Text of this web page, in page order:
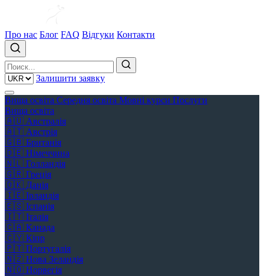
Про нас Блог FAQ Відгуки Контакти
Залишити заявку
Вища освіта Середня освіта Мовні курси Послуги
Вища освіта
🇦🇺 Австралія
🇦🇹 Австрія
🇬🇧 Британія
🇩🇪 Німеччина
🇳🇱 Голландія
🇬🇷 Греція
🇩🇰 Данія
🇮🇪 Ірландія
🇪🇸 Іспанія
🇮🇹 Італія
🇨🇦 Канада
🇨🇾 Кіпр
🇵🇹 Португалія
🇳🇿 Нова Зеландія
🇳🇴 Норвегія